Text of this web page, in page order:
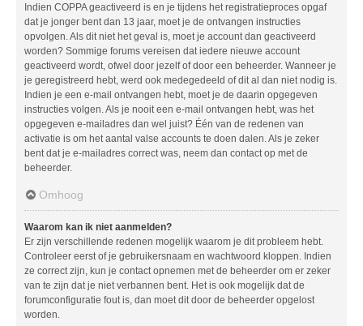
Indien COPPA geactiveerd is en je tijdens het registratieproces opgaf
dat je jonger bent dan 13 jaar, moet je de ontvangen instructies
opvolgen. Als dit niet het geval is, moet je account dan geactiveerd
worden? Sommige forums vereisen dat iedere nieuwe account
geactiveerd wordt, ofwel door jezelf of door een beheerder. Wanneer je
je geregistreerd hebt, werd ook medegedeeld of dit al dan niet nodig is.
Indien je een e-mail ontvangen hebt, moet je de daarin opgegeven
instructies volgen. Als je nooit een e-mail ontvangen hebt, was het
opgegeven e-mailadres dan wel juist? Één van de redenen van
activatie is om het aantal valse accounts te doen dalen. Als je zeker
bent dat je e-mailadres correct was, neem dan contact op met de
beheerder.
Omhoog
Waarom kan ik niet aanmelden?
Er zijn verschillende redenen mogelijk waarom je dit probleem hebt.
Controleer eerst of je gebruikersnaam en wachtwoord kloppen. Indien
ze correct zijn, kun je contact opnemen met de beheerder om er zeker
van te zijn dat je niet verbannen bent. Het is ook mogelijk dat de
forumconfiguratie fout is, dan moet dit door de beheerder opgelost
worden.